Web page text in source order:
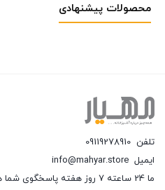
محصولات پیشنهادی
تلفن 09119278910
ایمیل info@mahyar.store
ما 24 ساعته 7 روز هفته پاسخگوی شما هستیم.